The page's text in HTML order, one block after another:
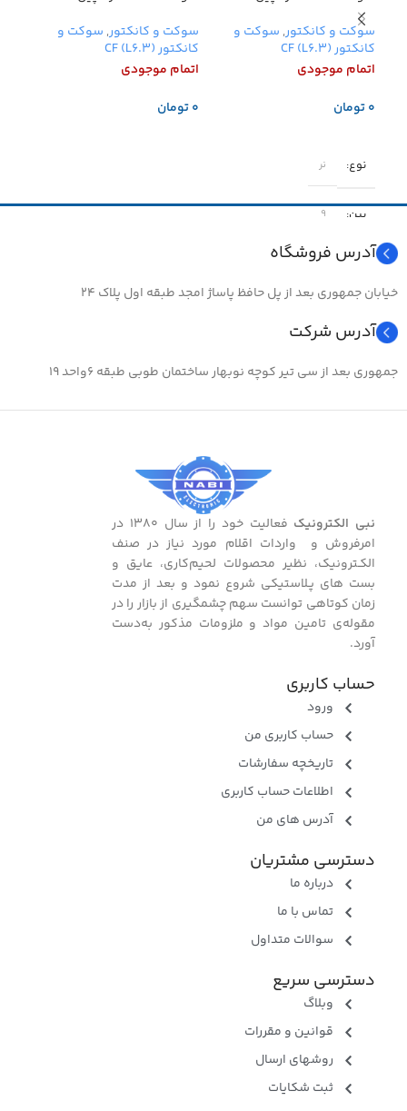
سوکت و کانکتور, سوکت و
کانکتور (CF (L6.3
اتمام موجودی
تومان
نوع
نر
پین ۹
جریان برق
سوکت و کانکتور, سوکت و
کانکتور (CF (L6.3
اتمام موجودی
تومان
آدرس فروشگاه
خیابان جمهوری بعد از پل حافظ پاساژ امجد طبقه اول پلاک ۲۴
آدرس شرکت
جمهوری بعد از سی تیر کوچه نوبهار ساختمان طوبی طبقه ۶واحد ۱۹
نبی الکترونیک
فعالیت خود را از سال ۱۳۸۰ در
امرفروش و واردات اقلام مورد نیاز در صنف
الکـترونیک، نظیر محصولات لحیم‌کاری، عایق و
بست ‌های پـلاستیکی شروع نمود و بعد از مدت
زمان کوتاهی توانست سهم چشمگیری از بازار را در
مقوله‌ی تامین مواد و ملزومات مذکور به‌دست
آورد.
حساب کاربری
ورود
حساب کاربری من
تاریخچه سفارشات
اطلاعات حساب کاربری
آدرس های من
دسترسی مشتریان
درباره ما
تماس با ما
سوالات متداول
دسترسی سریع
وبلاگ
قوانین و مقررات
روشهای ارسال
ثبت شکایات